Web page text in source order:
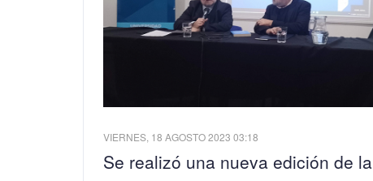
VIERNES, 18 AGOSTO 2023 03:18
Se realizó una nueva edición de la